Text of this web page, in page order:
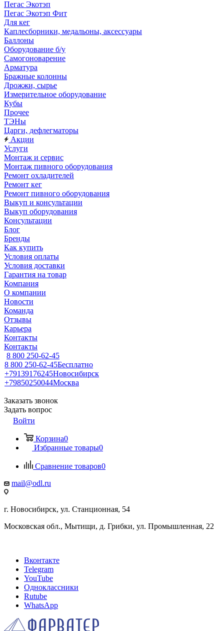
Пегас Экотэп
Пегас Экотэп Фит
Для кег
Каплесборники, медальоны, аксессуары
Баллоны
Оборудование б/у
Самогоноварение
Арматура
Бражные колонны
Дрожжи, сырье
Измерительное оборудование
Кубы
Прочее
ТЭНы
Царги, дефлегматоры
Акции
Услуги
Монтаж и сервис
Монтаж пивного оборудования
Ремонт охладителей
Ремонт кег
Ремонт пивного оборудования
Выкуп и консультации
Выкуп оборудования
Консультации
Блог
Бренды
Как купить
Условия оплаты
Условия доставки
Гарантия на товар
Компания
О компании
Новости
Команда
Отзывы
Карьера
Контакты
Контакты
8 800 250-62-45
8 800 250-62-45Бесплатно
+79139176245Новосибирск
+79850250044Москва
Заказать звонок
Задать вопрос
Войти
Корзина0
Избранные товары0
Сравнение товаров0
mail@odl.ru
г. Новосибирск, ул. Станционная, 54
Московская обл., Мытищи, д. Грибки, ул. Промышленная, 22
Вконтакте
Telegram
YouTube
Одноклассники
Rutube
WhatsApp